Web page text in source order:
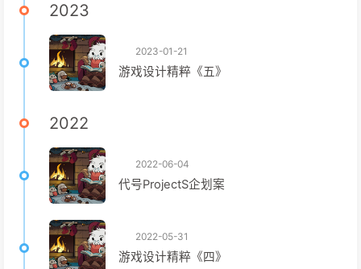
2023
2023-01-21
游戏设计精粹《五》
2022
2022-06-04
代号ProjectS企划案
2022-05-31
游戏设计精粹《四》